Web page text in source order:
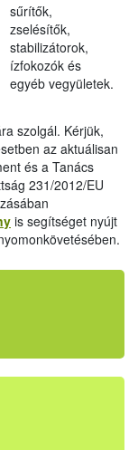
sűrítők,
zselésítők,
stabilizátorok,
ízfokozók és
egyéb vegyületek.
szolgál. Kérjük,
az aktuálisan
és a Tanács
231/2012/EU
is segítséget nyújt